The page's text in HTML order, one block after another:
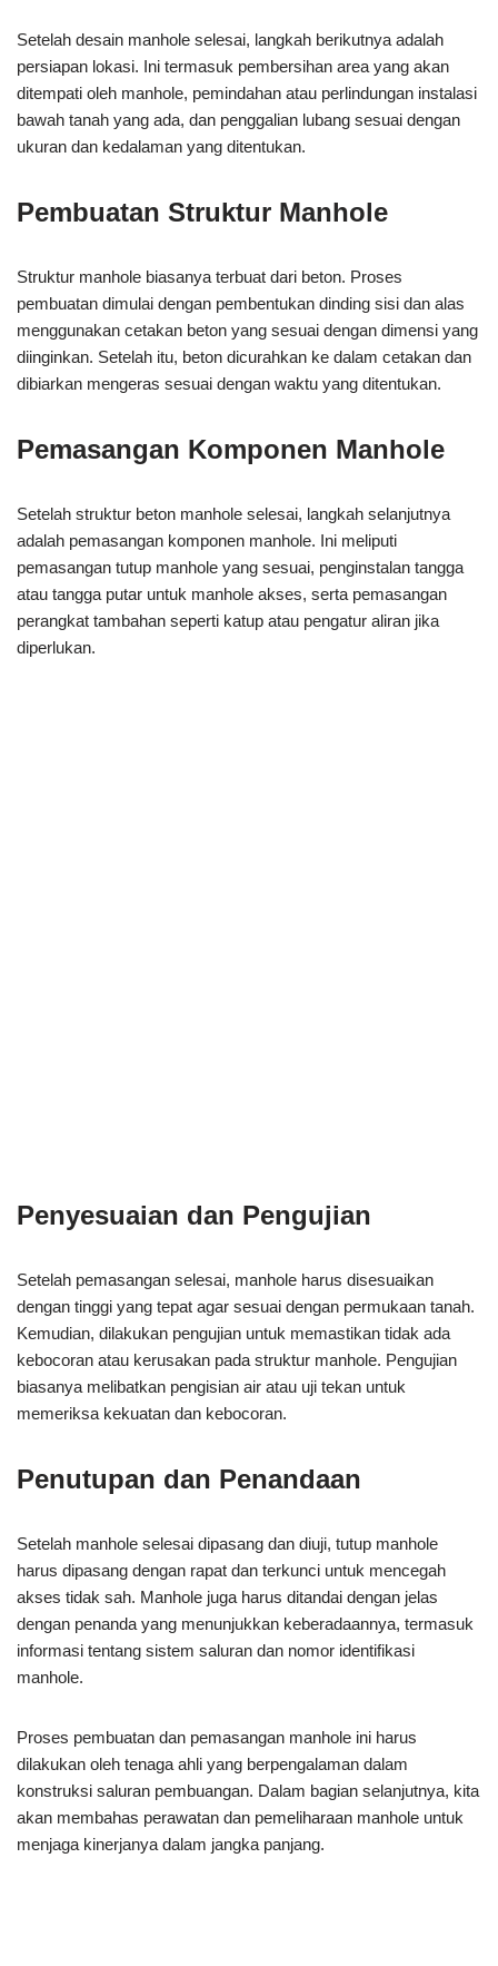
Setelah desain manhole selesai, langkah berikutnya adalah
persiapan lokasi. Ini termasuk pembersihan area yang akan
ditempati oleh manhole, pemindahan atau perlindungan instalasi
bawah tanah yang ada, dan penggalian lubang sesuai dengan
ukuran dan kedalaman yang ditentukan.
Pembuatan Struktur Manhole
Struktur manhole biasanya terbuat dari beton. Proses
pembuatan dimulai dengan pembentukan dinding sisi dan alas
menggunakan cetakan beton yang sesuai dengan dimensi yang
diinginkan. Setelah itu, beton dicurahkan ke dalam cetakan dan
dibiarkan mengeras sesuai dengan waktu yang ditentukan.
Pemasangan Komponen Manhole
Setelah struktur beton manhole selesai, langkah selanjutnya
adalah pemasangan komponen manhole. Ini meliputi
pemasangan tutup manhole yang sesuai, penginstalan tangga
atau tangga putar untuk manhole akses, serta pemasangan
perangkat tambahan seperti katup atau pengatur aliran jika
diperlukan.
Penyesuaian dan Pengujian
Setelah pemasangan selesai, manhole harus disesuaikan
dengan tinggi yang tepat agar sesuai dengan permukaan tanah.
Kemudian, dilakukan pengujian untuk memastikan tidak ada
kebocoran atau kerusakan pada struktur manhole. Pengujian
biasanya melibatkan pengisian air atau uji tekan untuk
memeriksa kekuatan dan kebocoran.
Penutupan dan Penandaan
Setelah manhole selesai dipasang dan diuji, tutup manhole
harus dipasang dengan rapat dan terkunci untuk mencegah
akses tidak sah. Manhole juga harus ditandai dengan jelas
dengan penanda yang menunjukkan keberadaannya, termasuk
informasi tentang sistem saluran dan nomor identifikasi
manhole.
Proses pembuatan dan pemasangan manhole ini harus
dilakukan oleh tenaga ahli yang berpengalaman dalam
konstruksi saluran pembuangan. Dalam bagian selanjutnya, kita
akan membahas perawatan dan pemeliharaan manhole untuk
menjaga kinerjanya dalam jangka panjang.